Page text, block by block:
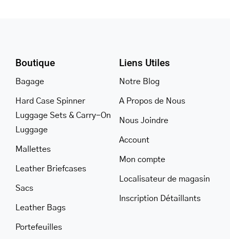
Boutique
Bagage
Hard Case Spinner
Luggage Sets & Carry-On
Luggage
Mallettes
Leather Briefcases
Sacs
Leather Bags
Portefeuilles
Liens Utiles
Notre Blog
A Propos de Nous
Nous Joindre
Account
Mon compte
Localisateur de magasin
Inscription Détaillants